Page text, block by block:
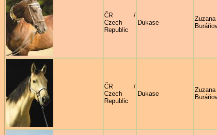
ČR /
Czech
Republic
Dukase
Zuzana
ČR /
Czech
Republic
Dukase
Zuzana